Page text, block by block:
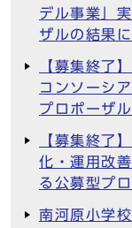
デル事業」
ザルの結果
【募集終了
コンソーシ
プロポーザ
【募集終了
化・運用改
る公募型プ
南河原小学